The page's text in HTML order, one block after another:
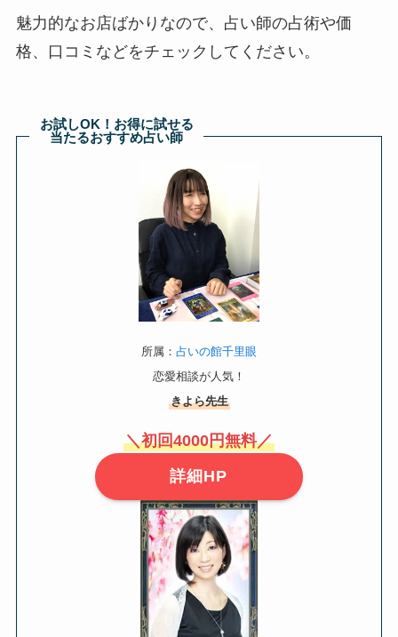
魅力的なお店ばかりなので、占い師の占術や価
格、口コミなどをチェックしてください。
お試しOK！お得に試せる
当たるおすすめ占い師
所属： 占いの館千里眼
恋愛相談が人気！
きよら先生
＼初回4000円無料／
詳細HP